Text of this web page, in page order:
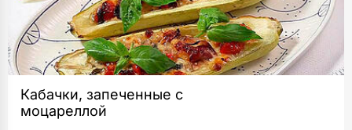
Кабачки, запеченные с
моцареллой